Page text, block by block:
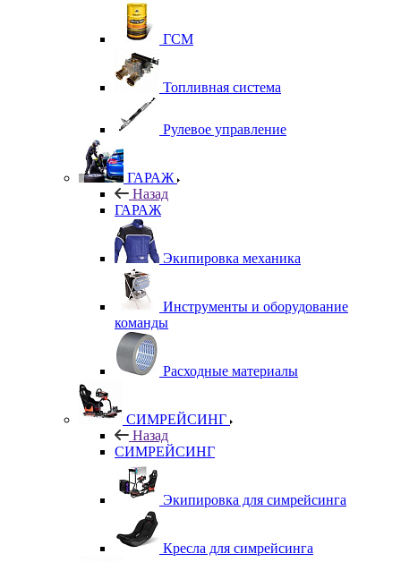
ГСМ
Топливная система
Рулевое управление
ГАРАЖ
Назад
ГАРАЖ
Экипировка механика
Инструменты и оборудование
команды
Расходные материалы
СИМРЕЙСИНГ
Назад
СИМРЕЙСИНГ
Экипировка для симрейсинга
Кресла для симрейсинга